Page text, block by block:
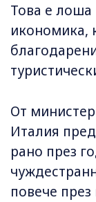
Това е лоша
икономика,
От
Италия
рано през
повече